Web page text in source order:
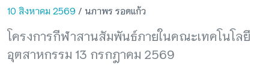
10 สิงหาคม 2569 / นภาพร รอดแก้ว
โครงการกีฬาสานสัมพันธ์ภายในคณะเทคโนโลยี
อุตสาหกรรม 13 กรกฎาคม 2569